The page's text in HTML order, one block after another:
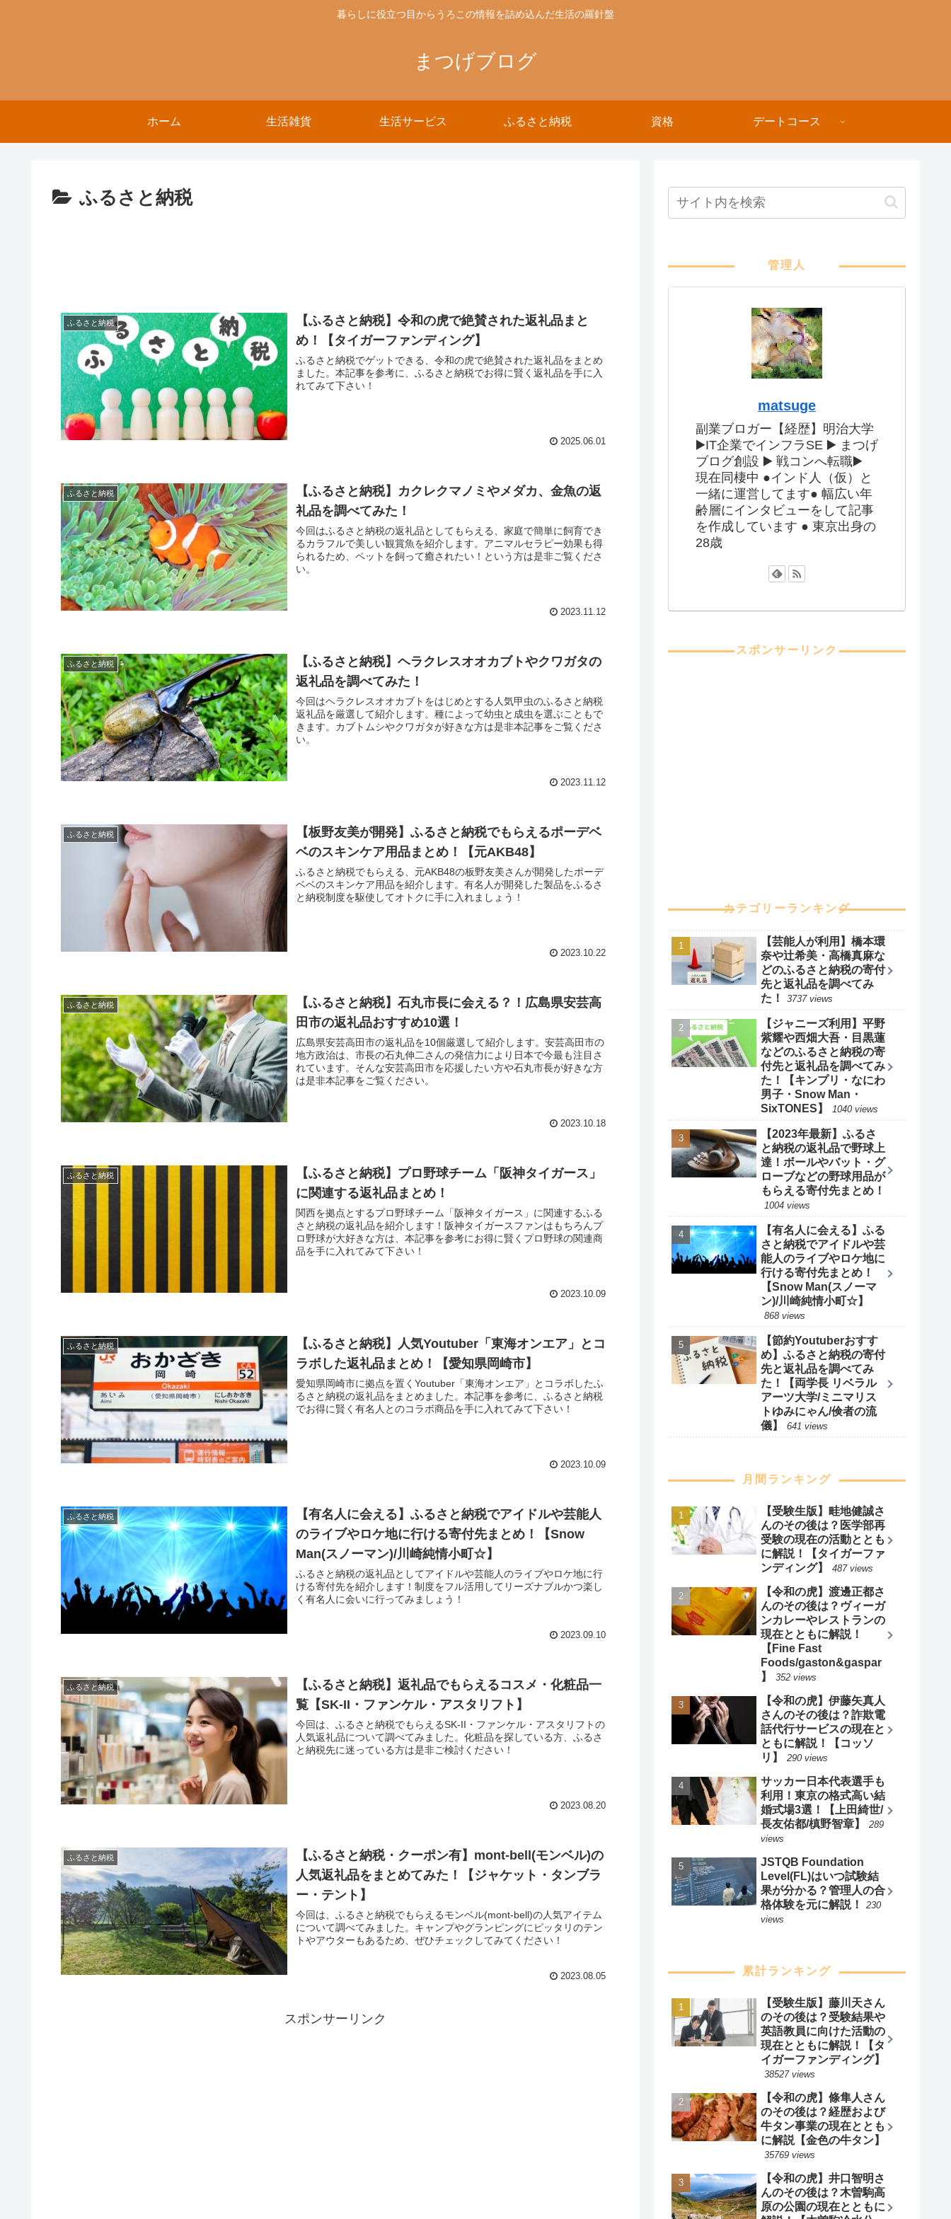
暮らしに役立つ目からうろこの情報を詰め込んだ生活の羅針盤
まつげブログ
ホーム 生活雑貨 生活サービス ふるさと納税 資格 デートコース
ふるさと納税
ふるさと納税
【ふるさと納税】令和の虎で絶賛された返礼品まと
め！【タイガーファンディング】
ふるさと納税でゲットできる、令和の虎で絶賛された返礼品をまとめ
ました。本記事を参考に、ふるさと納税でお得に賢く返礼品を手に入
れてみて下さい！
2025.06.01
ふるさと納税
【ふるさと納税】カクレクマノミやメダカ、金魚の返
礼品を調べてみた！
今回はふるさと納税の返礼品としてもらえる、家庭で簡単に飼育でき
るカラフルで美しい観賞魚を紹介します。アニマルセラピー効果も得
られるため、ペットを飼って癒されたい！という方は是非ご覧くださ
い。
2023.11.12
ふるさと納税
【ふるさと納税】ヘラクレスオオカブトやクワガタの
返礼品を調べてみた！
今回はヘラクレスオオカブトをはじめとする人気甲虫のふるさと納税
返礼品を厳選して紹介します。種によって幼虫と成虫を選ぶこともで
きます。カブトムシやクワガタが好きな方は是非本記事をご覧くださ
い。
2023.11.12
ふるさと納税
【板野友美が開発】ふるさと納税でもらえるポーデベ
ベのスキンケア用品まとめ！【元AKB48】
ふるさと納税でもらえる、元AKB48の板野友美さんが開発したポーデ
ベベのスキンケア用品を紹介します。有名人が開発した製品をふるさ
と納税制度を駆使してオトクに手に入れましょう！
2023.10.22
ふるさと納税
【ふるさと納税】石丸市長に会える？！広島県安芸高
田市の返礼品おすすめ10選！
広島県安芸高田市の返礼品を10個厳選して紹介します。安芸高田市の
地方政治は、市長の石丸伸二さんの発信力により日本で今最も注目さ
れています。そんな安芸高田市を応援したい方や石丸市長が好きな方
は是非本記事をご覧ください。
2023.10.18
ふるさと納税
【ふるさと納税】プロ野球チーム「阪神タイガース」
に関連する返礼品まとめ！
関西を拠点とするプロ野球チーム「阪神タイガース」に関連するふる
さと納税の返礼品を紹介します！阪神タイガースファンはもちろんプ
ロ野球が大好きな方は、本記事を参考にお得に賢くプロ野球の関連商
品を手に入れてみて下さい！
2023.10.09
ふるさと納税
【ふるさと納税】人気Youtuber「東海オンエア」とコ
ラボした返礼品まとめ！【愛知県岡崎市】
愛知県岡崎市に拠点を置くYoutuber「東海オンエア」とコラボしたふ
るさと納税の返礼品をまとめました。本記事を参考に、ふるさと納税
でお得に賢く有名人とのコラボ商品を手に入れてみて下さい！
2023.10.09
ふるさと納税
【有名人に会える】ふるさと納税でアイドルや芸能人
のライブやロケ地に行ける寄付先まとめ！【Snow
Man(スノーマン)/川崎純情小町☆】
ふるさと納税の返礼品としてアイドルや芸能人のライブやロケ地に行
ける寄付先を紹介します！制度をフル活用してリーズナブルかつ楽し
く有名人に会いに行ってみましょう！
2023.09.10
ふるさと納税
【ふるさと納税】返礼品でもらえるコスメ・化粧品一
覧【SK-II・ファンケル・アスタリフト】
今回は、ふるさと納税でもらえるSK-II・ファンケル・アスタリフトの
人気返礼品について調べてみました。化粧品を探している方、ふるさ
と納税先に迷っている方は是非ご検討ください！
2023.08.20
ふるさと納税
【ふるさと納税・クーポン有】mont-bell(モンベル)の
人気返礼品をまとめてみた！【ジャケット・タンブラ
ー・テント】
今回は、ふるさと納税でもらえるモンベル(mont-bell)の人気アイテム
について調べてみました。キャンプやグランピングにピッタリのテン
トやアウターもあるため、ぜひチェックしてみてください！
2023.08.05
スポンサーリンク
管理人
matsuge
副業ブロガー【経歴】明治大学
▶️IT企業でインフラSE ▶️ まつげ
ブログ創設 ▶️ 戦コンへ転職▶️
現在同棲中 ●インド人（仮）と
一緒に運営してます● 幅広い年
齢層にインタビューをして記事
を作成しています ● 東京出身の
28歳
スポンサーリンク
カテゴリーランキング
【芸能人が利用】橋本環
奈や辻希美・高橋真麻な
どのふるさと納税の寄付
先と返礼品を調べてみ
た！
3737 views
【ジャニーズ利用】平野
紫耀や西畑大吾・目黒蓮
などのふるさと納税の寄
付先と返礼品を調べてみ
た！【キンプリ・なにわ
男子・Snow Man・
SixTONES】
1040 views
【2023年最新】ふるさ
と納税の返礼品で野球上
達！ボールやバット・グ
ローブなどの野球用品が
もらえる寄付先まとめ！
1004 views
【有名人に会える】ふる
さと納税でアイドルや芸
能人のライブやロケ地に
行ける寄付先まとめ！
【Snow Man(スノーマ
ン)/川崎純情小町☆】
868 views
【節約Youtuberおすす
め】ふるさと納税の寄付
先と返礼品を調べてみ
た！【両学長 リベラル
アーツ大学/ミニマリス
トゆみにゃん/倹者の流
儀】
641 views
月間ランキング
【受験生版】畦地健誠さ
んのその後は？医学部再
受験の現在の活動ととも
に解説！【タイガーファ
ンディング】
487 views
【令和の虎】渡邊正都さ
んのその後は？ヴィーガ
ンカレーやレストランの
現在とともに解説！
【Fine Fast
Foods/gaston&gaspar
】
352 views
【令和の虎】伊藤矢真人
さんのその後は？詐欺電
話代行サービスの現在と
ともに解説！【コッソ
リ】
290 views
サッカー日本代表選手も
利用！東京の格式高い結
婚式場3選！【上田綺世/
長友佑都/槙野智章】
289
views
JSTQB Foundation
Level(FL)はいつ試験結
果が分かる？管理人の合
格体験を元に解説！
230
views
累計ランキング
【受験生版】藤川天さん
のその後は？受験結果や
英語教員に向けた活動の
現在とともに解説！【タ
イガーファンディング】
38527 views
【令和の虎】條隼人さん
のその後は？経歴および
牛タン事業の現在ととも
に解説【金色の牛タン】
35769 views
【令和の虎】井口智明さ
んのその後は？木曽駒高
原の公園の現在とともに